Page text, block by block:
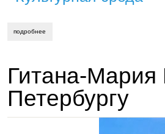
подробнее
Гитана-Мария
Петербургу